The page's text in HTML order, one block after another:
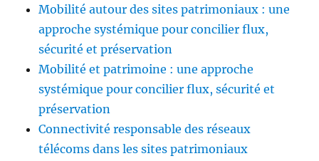
Mobilité autour des sites patrimoniaux : une
approche systémique pour concilier flux,
sécurité et préservation
Mobilité et patrimoine : une approche
systémique pour concilier flux, sécurité et
préservation
Connectivité responsable des réseaux
télécoms dans les sites patrimoniaux